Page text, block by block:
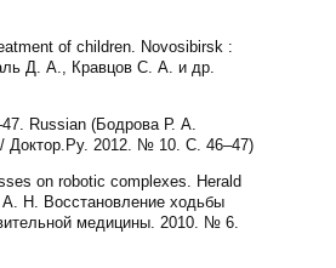
of children. Novosibirsk :
Д. А., Кравцов С. А. и др.
Russian (Бодрова Р. А.
Доктор.Ру. 2012. № 10. С. 46–47)
on robotic complexes. Herald
Н. Восстановление ходьбы
медицины. 2010. № 6.